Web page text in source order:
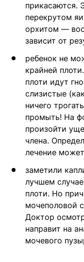
прикасаются.
перекрутом
орхитом —
зависит от
ребенок не
крайней
плоти идут
слизистые
ничего
промыть! На
произойти
члена.
лечение
заметили
лучшем
плоти. Но
мочеполовой
Доктор
направит на
мочевого